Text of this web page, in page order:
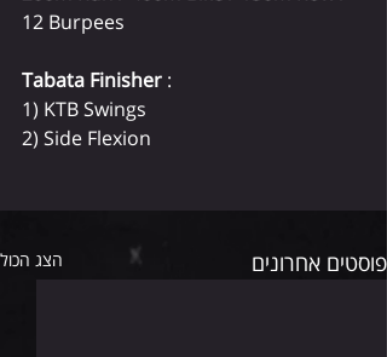
12 Burpees
Tabata Finisher :
1) KTB Swings
2) Side Flexion
פוסטים אחרונים הצג הכול